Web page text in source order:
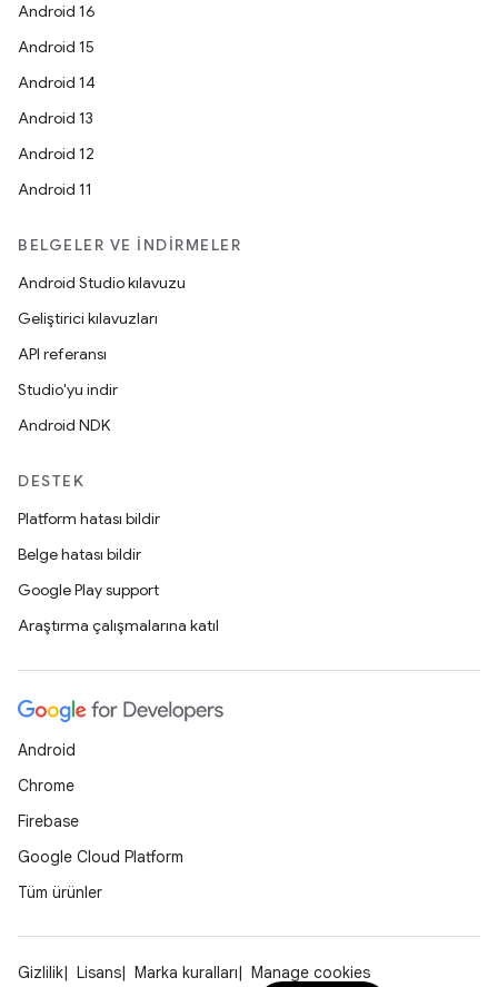
Android 16
Android 15
Android 14
Android 13
Android 12
Android 11
BELGELER VE İNDIRMELER
Android Studio kılavuzu
Geliştirici kılavuzları
API referansı
Studio'yu indir
Android NDK
DESTEK
Platform hatası bildir
Belge hatası bildir
Google Play support
Araştırma çalışmalarına katıl
Android
Chrome
Firebase
Google Cloud Platform
Tüm ürünler
Gizlilik Lisans Marka kuralları Manage cookies